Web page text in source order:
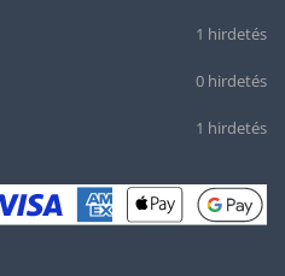
1 hirdetés
0 hirdetés
1 hirdetés